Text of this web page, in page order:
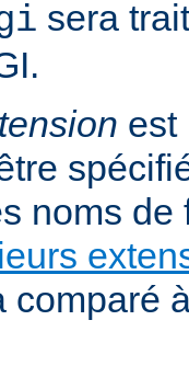
sera
est
noms de
comparé